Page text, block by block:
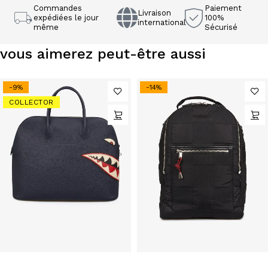
Commandes
expédiées le jour
même
Livraison
international
Paiement
100%
Sécurisé
vous aimerez peut-être aussi
-9%
COLLECTOR
-14%